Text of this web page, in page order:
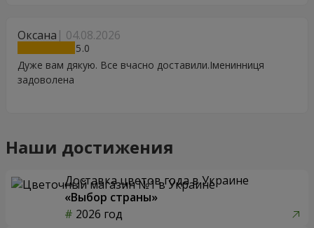
Оксана 04.08.2026
5
Дуже вам дякую. Все вчасно доставили.Іменинниця
задоволена
Наши достижения
Доставка цветов года в Украине
«Выбор страны»
2026 год